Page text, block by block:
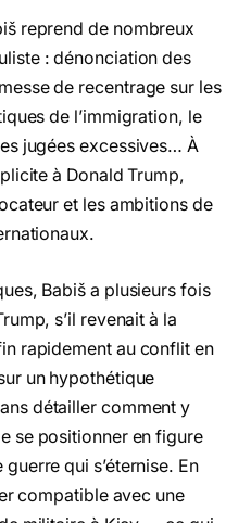
reprend de nombreux
: dénonciation des
de recentrage sur les
de l’immigration, le
jugées excessives… À
à Donald Trump,
et les ambitions de
Babiš a plusieurs fois
s’il revenait à la
rapidement au conflit en
un hypothétique
détailler comment y
se positionner en figure
qui s’éternise. En
compatible avec une